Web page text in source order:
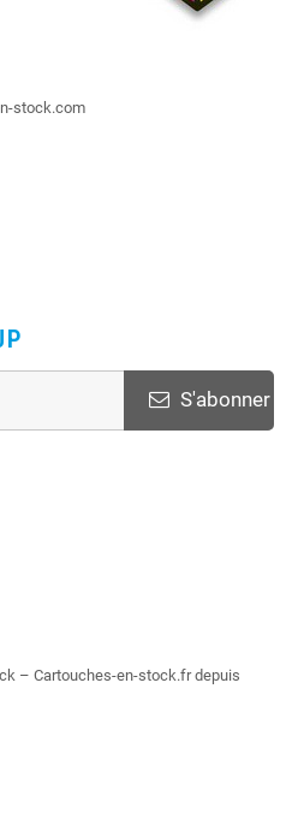
stock.com
S'abonner
– Cartouches-en-stock.fr depuis